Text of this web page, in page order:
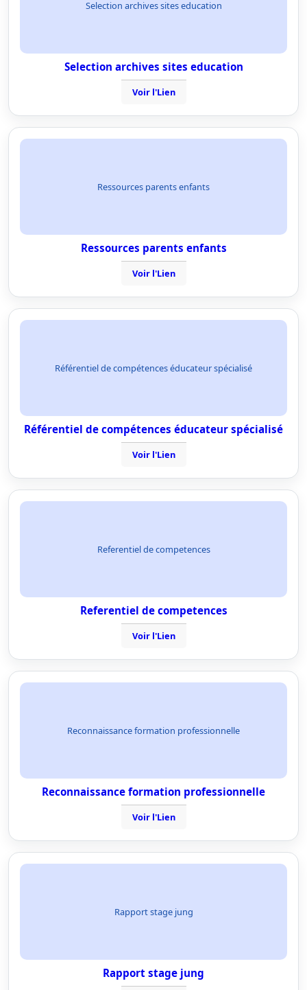
Selection archives sites education
Selection archives sites education
Voir l'Lien
Ressources parents enfants
Ressources parents enfants
Voir l'Lien
Référentiel de compétences éducateur spécialisé
Référentiel de compétences éducateur spécialisé
Voir l'Lien
Referentiel de competences
Referentiel de competences
Voir l'Lien
Reconnaissance formation professionnelle
Reconnaissance formation professionnelle
Voir l'Lien
Rapport stage jung
Rapport stage jung